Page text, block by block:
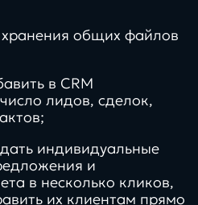
общих файлов
в CRM
лидов, сделок,
индивидуальные
и
в несколько кликов,
их клиентам прямо